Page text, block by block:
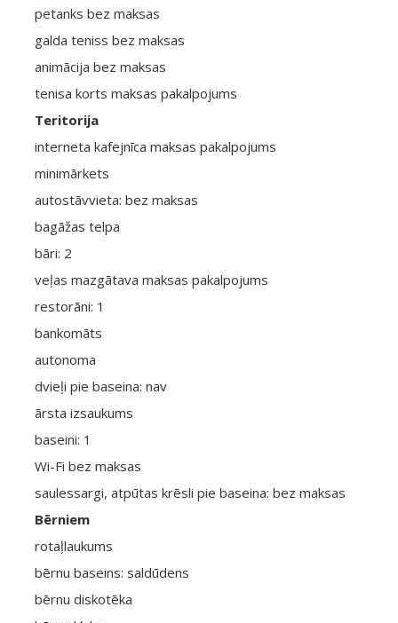
petanks bez maksas
galda teniss bez maksas
animācija bez maksas
tenisa korts maksas pakalpojums
Teritorija
interneta kafejnīca maksas pakalpojums
minimārkets
autostāvvieta: bez maksas
bagāžas telpa
bāri: 2
veļas mazgātava maksas pakalpojums
restorāni: 1
bankomāts
autonoma
dvieļi pie baseina: nav
ārsta izsaukums
baseini: 1
Wi-Fi bez maksas
saulessargi, atpūtas krēsli pie baseina: bez maksas
Bērniem
rotaļlaukums
bērnu baseins: saldūdens
bērnu diskotēka